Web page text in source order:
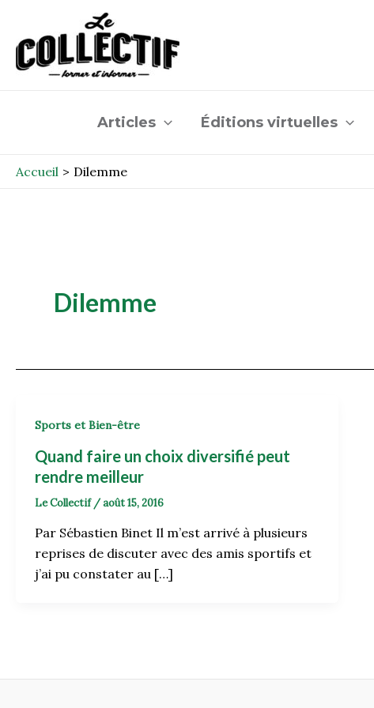
contenu
Articles Éditions virtuelles
Accueil Dilemme
Dilemme
Sports et Bien-être
Quand faire un choix diversifié peut
rendre meilleur
Le Collectif /août 15, 2016
Par Sébastien Binet Il m’est arrivé à plusieurs
reprises de discuter avec des amis sportifs et
j’ai pu constater au […]